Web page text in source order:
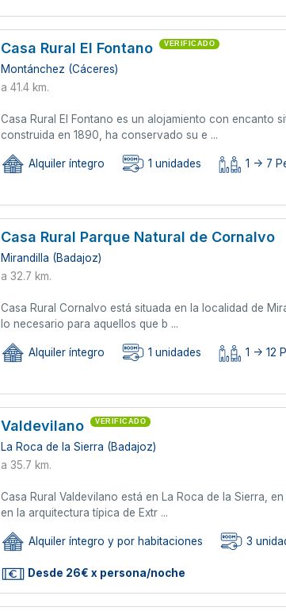
Casa Rural El Fontano VERIFICADO
Montánchez (Cáceres)
a 41.4 km.
Casa Rural El Fontano es un alojamiento con encanto
construida en 1890, ha conservado su e ...
Alquiler íntegro 1 unidades 1 -> 7
Casa Rural Parque Natural de Cornalvo
Mirandilla (Badajoz)
a 32.7 km.
Casa Rural Cornalvo está situada en la localidad de
lo necesario para aquellos que b ...
Alquiler íntegro 1 unidades 1 -> 12
Valdevilano VERIFICADO
La Roca de la Sierra (Badajoz)
a 35.7 km.
Casa Rural Valdevilano está en La Roca de la Sierra,
en la arquitectura típica de Extr ...
Alquiler íntegro y por habitaciones 3
Desde 26€ x persona/noche